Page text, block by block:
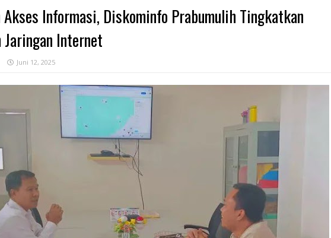
Akses Informasi, Diskominfo Prabumulih Tingkatkan
Jaringan Internet
Juni 12, 2025